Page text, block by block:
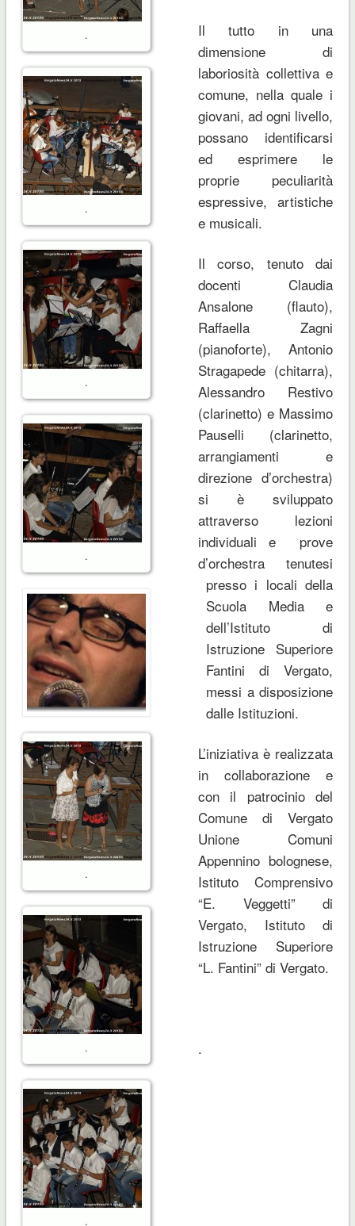
.
.
.
.
Il tutto in una
dimensione di
laboriosità collettiva e
comune, nella quale i
giovani, ad ogni livello,
possano identificarsi
ed esprimere le
proprie peculiarità
espressive, artistiche
e musicali.
.
.
.
Il corso, tenuto dai
docenti Claudia
Ansalone (flauto),
Raffaella Zagni
(pianoforte), Antonio
Stragapede (chitarra),
Alessandro Restivo
(clarinetto) e Massimo
Pauselli (clarinetto,
arrangiamenti e
direzione d’orchestra)
si è sviluppato
attraverso lezioni
individuali e prove
d’orchestra tenutesi
presso i locali della
Scuola Media e
dell’Istituto di
Istruzione Superiore
Fantini di Vergato,
messi a disposizione
dalle Istituzioni.
L’iniziativa è realizzata
in collaborazione e
con il patrocinio del
Comune di Vergato
Unione Comuni
Appennino bolognese,
Istituto Comprensivo
“E. Veggetti” di
Vergato, Istituto di
Istruzione Superiore
“L. Fantini” di Vergato.
.